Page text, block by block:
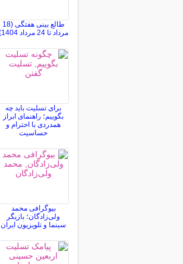
طالع بینی هفتگی (18
مرداد تا 24 مرداد 1404)
برای تسلیت باید چه
بگوییم؛ راهنمای ابراز
همدردی با احترام و
حساسیت
بیوگرافی محمد
ولی‌زادگان؛ بازیگر
سینما و تلویزیون ایران